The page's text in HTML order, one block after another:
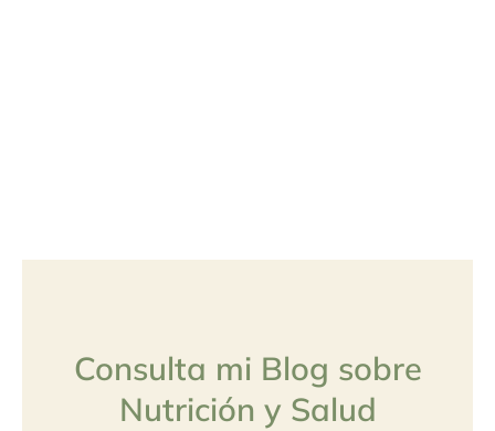
Consulta mi Blog sobre
Nutrición y Salud